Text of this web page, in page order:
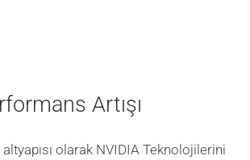
Artışı
olarak NVIDIA Teknolojilerini